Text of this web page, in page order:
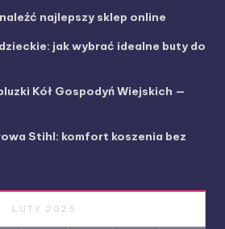
najlepszy sklep online
jak wybrać idealne buty do
Kół Gospodyń Wiejskich —
Stihl: komfort koszenia bez
LUTY 2025